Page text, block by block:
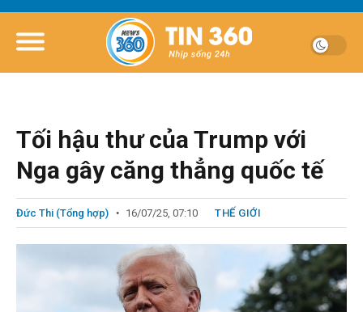
Tối hậu thư của Trump với
Nga gây căng thẳng quốc tế
Đức Thi (Tổng hợp) 16/07/25, 07:10 THẾ GIỚI